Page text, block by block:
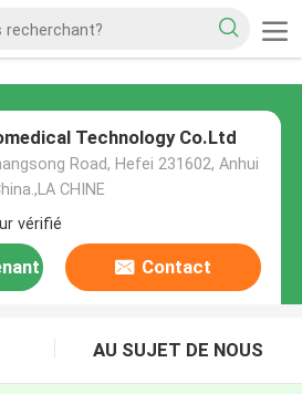
Technology Co.Ltd
Road, Hefei 231602, Anhui
CHINE
vérifié
Contact
AU SUJET DE NOUS